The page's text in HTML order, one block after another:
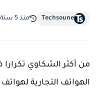
Techsoune منذ 5 سنة
من أكثر الشكاوي